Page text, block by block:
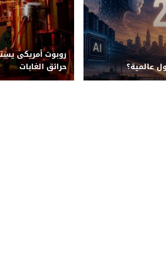
روبوت أمريكى
حرائق الغابات